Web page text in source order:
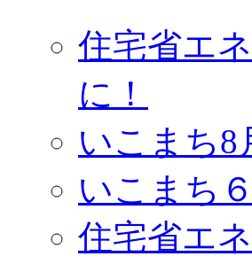
住宅省エ
に！
いこまち
いこまち
住宅省エ